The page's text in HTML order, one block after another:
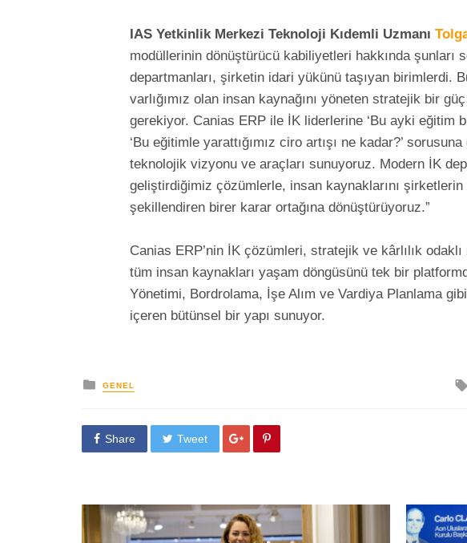
IAS Yetkinlik Merkezi Teknoloji Kıdemli Uzmanı
modüllerinin dönüştürücü kabiliyetleri hakkında şunları
departmanları, şirketin idari yükünü taşıyan birimlerdi.
varlığımız olan insan kaynağını yöneten stratejik bir
gerekiyor. Canias ERP ile İK liderlerine ‘Bu ayki eğitim
‘Bu eğitimle yarattığımız ciro artışı ne kadar?’
teknolojik vizyonu ve araçları sunuyoruz. Modern İK
geliştirdiğimiz çözümlerle, insan kaynaklarını
şekillendiren birer karar ortağına dönüştürüyoruz.”
Canias ERP’nin İK çözümleri, stratejik ve kârlılık
tüm insan kaynakları yaşam döngüsünü tek bir
Yönetimi, Bordrolama, İşe Alım ve Vardiya Planlama
içeren bütünsel bir yapı sunuyor.
yayınlanan
GENEL
Share Tweet